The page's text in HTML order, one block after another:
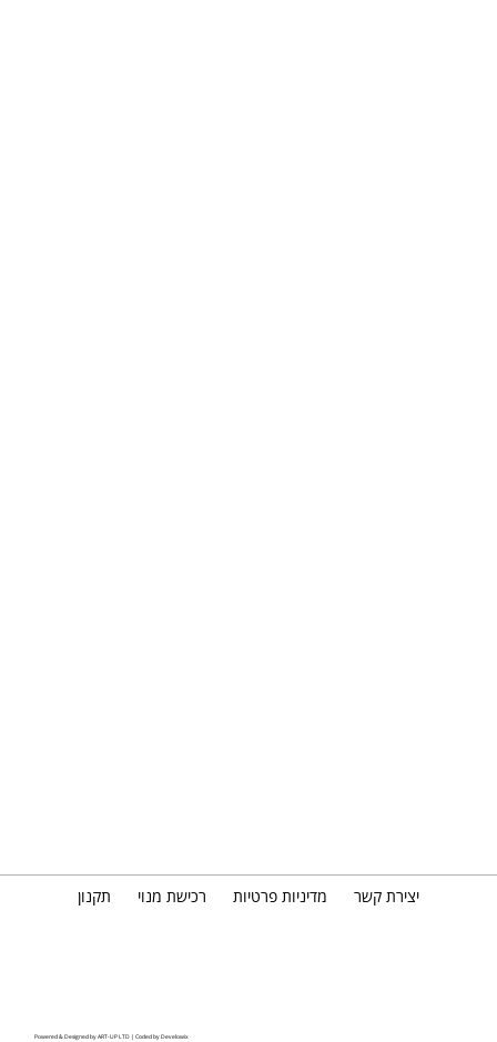
Powered & Designed byART-UP LTD | Coded byDevelowix
תקנון רכישת מנוי מדיניות פרטיות יצירת קשר